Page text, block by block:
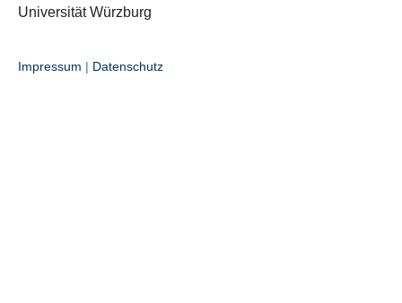
Universität Würzburg
Impressum | Datenschutz